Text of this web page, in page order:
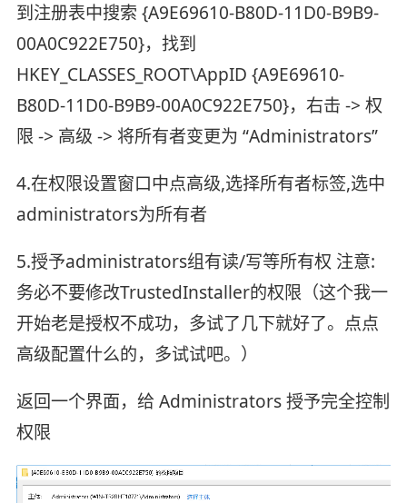
到注册表中搜索 {A9E69610-B80D-11D0-B9B9-
00A0C922E750}，找到
HKEY_CLASSES_ROOT\AppID {A9E69610-
B80D-11D0-B9B9-00A0C922E750}，右击 -> 权
限 -> 高级 -> 将所有者变更为 “Administrators”
4.在权限设置窗口中点高级,选择所有者标签,选中
administrators为所有者
5.授予administrators组有读/写等所有权 注意:
务必不要修改TrustedInstaller的权限（这个我一
开始老是授权不成功，多试了几下就好了。点点
高级配置什么的，多试试吧。）
返回一个界面，给 Administrators 授予完全控制
权限